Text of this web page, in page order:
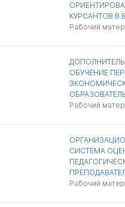
КУРСАНТОВ В
Рабочий
ОБУЧЕНИЕ
Рабочий
СИСТЕМА
Рабочий